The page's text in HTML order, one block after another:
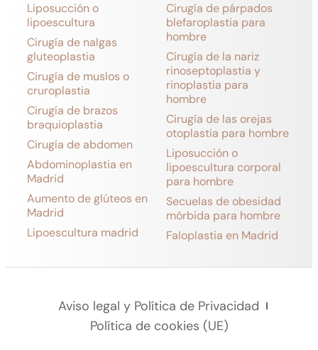
Liposucción o
lipoescultura
Cirugía de nalgas
gluteoplastia
Cirugía de muslos o
cruroplastia
Cirugía de brazos
braquioplastia
Cirugía de abdomen
Abdominoplastia en
Madrid
Aumento de glúteos en
Madrid
Lipoescultura madrid
Cirugía de párpados
blefaroplastia para
hombre
Cirugía de la nariz
rinoseptoplastia y
rinoplastia para
hombre
Cirugía de las orejas
otoplastia para hombre
Liposucción o
lipoescultura corporal
para hombre
Secuelas de obesidad
mórbida para hombre
Faloplastia en Madrid
Aviso legal y Política de Privacidad
Política de cookies (UE)